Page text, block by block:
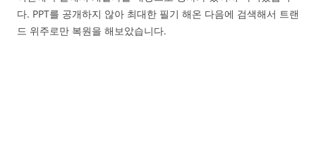
다. PPT를 공개하지 않아 최대한 필기 해온 다음에 검색해서 트랜
드 위주로만 복원을 해보았습니다.